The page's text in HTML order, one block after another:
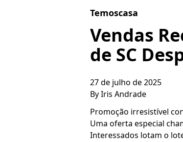
Temoscasa
Vendas
de SC
27 de julho de 2025
ByIris Andrade
Promoção irresistível
Uma oferta especial
Interessados lotam o